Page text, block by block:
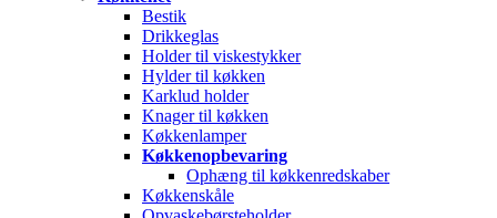
Bestik
Drikkeglas
Holder til viskestykker
Hylder til køkken
Karklud holder
Knager til køkken
Køkkenlamper
Køkkenopbevaring
Ophæng til køkkenredskaber
Køkkenskåle